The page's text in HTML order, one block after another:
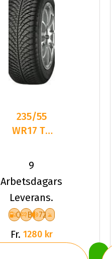
235/55
WR17 TL
YOKO
BLUEARTH
4S AW21
XL
9
Arbetsdagars
Leverans.
C B 72
Fr. 1280 kr